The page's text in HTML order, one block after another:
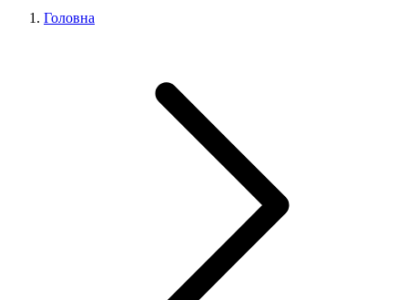
Головна